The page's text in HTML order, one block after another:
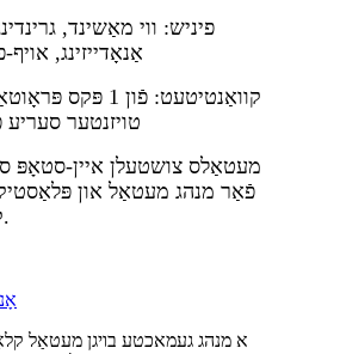
פיניש: ווי מאַשינד,
אַנאָדייזינג,
קוואַנטיטעט: פֿון 1
טויזנטער
פֿאַר מנהג מעטאַל און
קורצע צייט.